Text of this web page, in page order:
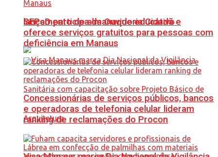
lançamento de almanaque educativo
SEPcD participa da Ouvidoria Cidadã e
oferece serviços gratuitos para pessoas com
deficiência em Manaus
Concessionárias de serviços públicos, bancos
e operadoras de telefonia celular lideram
ranking de reclamações do Procon